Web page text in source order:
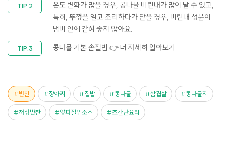
온도 변화가 많을 경우, 콩나물 비린내가 많이 날 수 있고,
특히, 뚜껑을 열고 조리하다가 닫을 경우, 비린내 성분이
냄비 안에 갇혀 좋지 않아요.​
콩나물 기본 손질법 👉 더 자세히 알아보기
반찬 장아찌 집밥 콩나물 삼겹살 콩나물지
저장반찬 양파절임소스 초간단요리